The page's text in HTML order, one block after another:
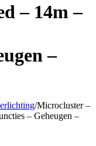
– 14m –
–
/Microcluster –
– Geheugen –